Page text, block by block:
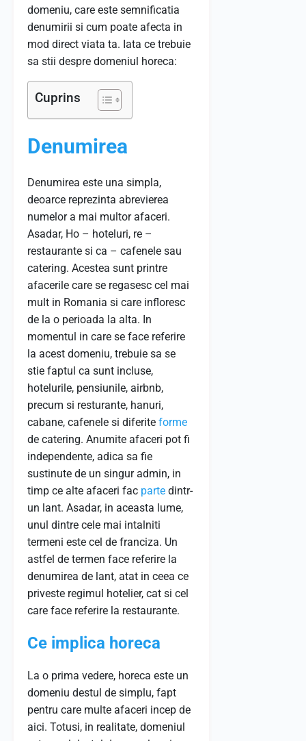
domeniu, care este semnificatia
denumirii si cum poate afecta in
mod direct viata ta. Iata ce trebuie
sa stii despre domeniul horeca:
Cuprins
Denumirea
Denumirea este una simpla,
deoarce reprezinta abrevierea
numelor a mai multor afaceri.
Asadar, Ho – hoteluri, re –
restaurante si ca – cafenele sau
catering. Acestea sunt printre
afacerile care se regasesc cel mai
mult in Romania si care infloresc
de la o perioada la alta. In
momentul in care se face referire
la acest domeniu, trebuie sa se
stie faptul ca sunt incluse,
hotelurile, pensiunile, airbnb,
precum si resturante, hanuri,
cabane, cafenele si diferite forme
de catering. Anumite afaceri pot fi
independente, adica sa fie
sustinute de un singur admin, in
timp ce alte afaceri fac parte dintr-
un lant. Asadar, in aceasta lume,
unul dintre cele mai intalniti
termeni este cel de franciza. Un
astfel de termen face referire la
denumirea de lant, atat in ceea ce
priveste regimul hotelier, cat si cel
care face referire la restaurante.
Ce implica horeca
La o prima vedere, horeca este un
domeniu destul de simplu, fapt
pentru care multe afaceri incep de
aici. Totusi, in realitate, domeniul